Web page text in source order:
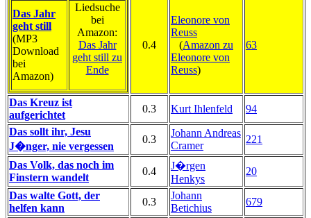
Das Jahr
geht still
(MP3
Download
bei
Amazon)
Liedsuche
bei
Amazon:
Das Jahr
geht still zu
Ende
0.4
Eleonore von
Reuss
(Amazon zu
Eleonore von
Reuss)
63
Das Kreuz ist
aufgerichtet
0.3 Kurt Ihlenfeld
94
Das sollt ihr, Jesu
J�nger, nie vergessen
0.3
Johann Andreas
Cramer
221
Das Volk, das noch im
Finstern wandelt
0.4
J�rgen
Henkys
20
Das walte Gott, der
helfen kann
0.3
Johann
Betichius
679